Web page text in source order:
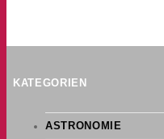
KATEGORIEN
ASTRONOMIE